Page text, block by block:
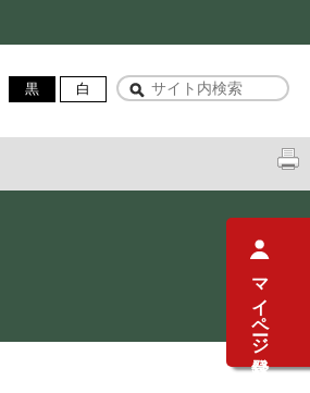
黒 白
マイページ登録